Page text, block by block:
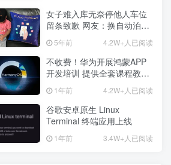
女子难入库无奈停他人车位
留条致歉 网友：换自动泊车
5年前 4.2W+人已阅读
不收费！华为开展鸿蒙APP
开发培训 提供全套课程教学
1年前 4.2W+人已阅读
谷歌安卓原生 Linux
Terminal 终端应用上线
1年前 3.4W+人已阅读